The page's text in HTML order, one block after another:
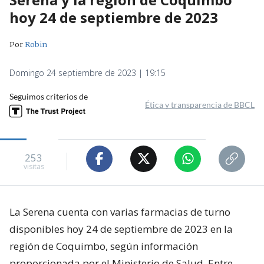
hoy 24 de septiembre de 2023
PorRobin
Domingo 24 septiembre de 2023 | 19:15
Seguimos criterios de
Ética y transparencia de BBCL
253
visitas
La Serena cuenta con varias farmacias de turno
disponibles hoy 24 de septiembre de 2023 en la
región de Coquimbo, según información